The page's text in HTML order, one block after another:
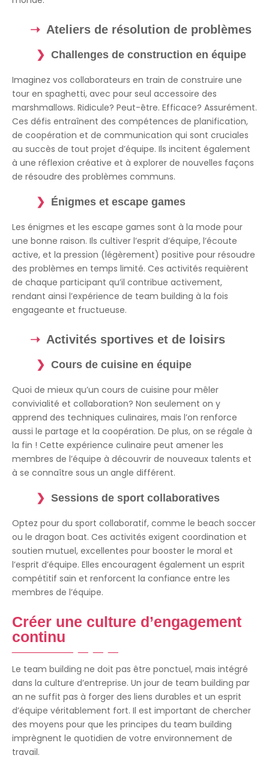
Ateliers de résolution de problèmes
Challenges de construction en équipe
Imaginez vos collaborateurs en train de construire une
tour en spaghetti, avec pour seul accessoire des
marshmallows. Ridicule? Peut-être. Efficace? Assurément.
Ces défis entraînent des compétences de planification,
de coopération et de communication qui sont cruciales
au succès de tout projet d’équipe. Ils incitent également
à une réflexion créative et à explorer de nouvelles façons
de résoudre des problèmes communs.
Énigmes et escape games
Les énigmes et les escape games sont à la mode pour
une bonne raison. Ils cultiver l’esprit d’équipe, l’écoute
active, et la pression (légèrement) positive pour résoudre
des problèmes en temps limité. Ces activités requièrent
de chaque participant qu’il contribue activement,
rendant ainsi l’expérience de team building à la fois
engageante et fructueuse.
Activités sportives et de loisirs
Cours de cuisine en équipe
Quoi de mieux qu’un cours de cuisine pour mêler
convivialité et collaboration? Non seulement on y
apprend des techniques culinaires, mais l’on renforce
aussi le partage et la coopération. De plus, on se régale à
la fin ! Cette expérience culinaire peut amener les
membres de l’équipe à découvrir de nouveaux talents et
à se connaître sous un angle différent.
Sessions de sport collaboratives
Optez pour du sport collaboratif, comme le beach soccer
ou le dragon boat. Ces activités exigent coordination et
soutien mutuel, excellentes pour booster le moral et
l’esprit d’équipe. Elles encouragent également un esprit
compétitif sain et renforcent la confiance entre les
membres de l’équipe.
Créer une culture d’engagement
continu
Le team building ne doit pas être ponctuel, mais intégré
dans la culture d’entreprise. Un jour de team building par
an ne suffit pas à forger des liens durables et un esprit
d’équipe véritablement fort. Il est important de chercher
des moyens pour que les principes du team building
imprègnent le quotidien de votre environnement de
travail.